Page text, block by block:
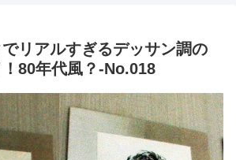
でリアルすぎるデッサン調の
80年代風？‐No.018